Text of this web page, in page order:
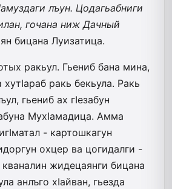
лъун. Цодагьабниги
гочана ниж Дачный
бицана Луизатица.
ракьул. Гьениб бана мина,
ракь бекьула. Ракь
гьениб ах гIезабун
МухIамадица. Амма
- картошкагун
охцер ва цогидалги -
жидецаянги бицана
анлъго хIайван, гьезда